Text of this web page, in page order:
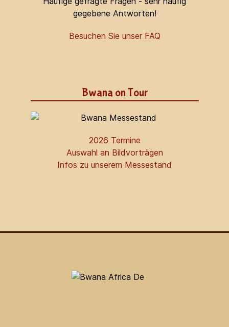
gegebene Antworten!
Besuchen Sie unser FAQ
Bwana on Tour
2026 Termine
Auswahl an Bildvorträgen
Infos zu unserem Messestand